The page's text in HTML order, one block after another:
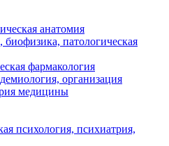
анатомия
патологическая
фармакология
организация
медицины
психология, психиатрия,